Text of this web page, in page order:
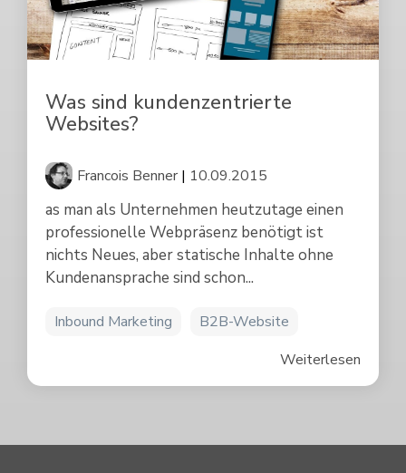
Was sind kundenzentrierte
Websites?
Francois Benner | 10.09.2015
as man als Unternehmen heutzutage einen
professionelle Webpräsenz benötigt ist
nichts Neues, aber statische Inhalte ohne
Kundenansprache sind schon...
Inbound Marketing
B2B-Website
Weiterlesen